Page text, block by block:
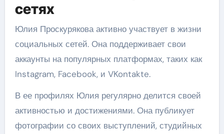
сетях
Юлия Проскурякова активно участвует в жизни
социальных сетей. Она поддерживает свои
аккаунты на популярных платформах, таких как
Instagram, Facebook, и VKontakte.
В ее профилях Юлия регулярно делится своей
активностью и достижениями. Она публикует
фотографии со своих выступлений, студийных